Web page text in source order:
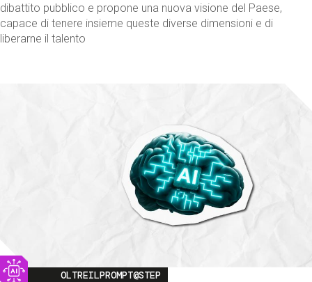
dibattito pubblico e propone una nuova visione del Paese,
capace di tenere insieme queste diverse dimensioni e di
liberarne il talento
Image
OLTREILPROMPT@STEP